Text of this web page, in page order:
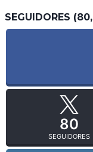
SEGUIDORES
80
SEGUIDORES